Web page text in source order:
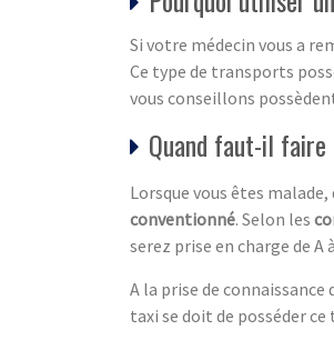
Si votre médecin vous a
Ce type de transports
vous conseillons
Quand faut-il
Lorsque vous êtes
conventionné. Selon les
serez prise en charge de A
A la prise de
taxi se doit de posséder